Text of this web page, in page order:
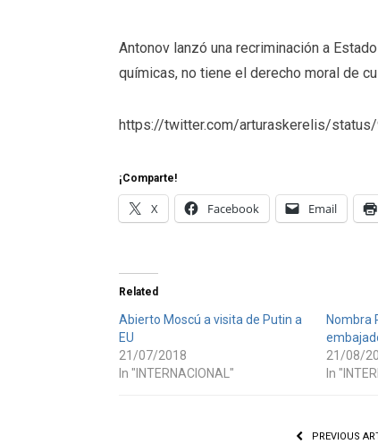
Antonov lanzó una recriminación a
químicas, no tiene el derecho moral de
https://twitter.com/arturaskerelis/
¡Comparte!
X Facebook Email
Related
Abierto Moscú a visita de Putin a
EU
21/07/2018
In "INTERNACIONAL"
Nombra
21/08/
In
PREVIOUS